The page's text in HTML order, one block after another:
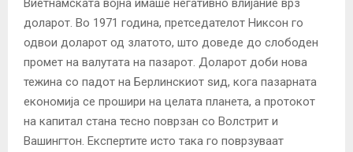
доларот. Во 1971 година, претседателот Никсон го
одвои доларот од златото, што доведе до слободен
промет на валутата на пазарот. Доларот доби нова
тежина со падот на Берлинскиот ѕид, кога пазарната
економија се прошири на целата планета, а протокот
на капитал стана тесно поврзан со Волстрит и
Вашингтон. Експертите исто така го поврзуваат